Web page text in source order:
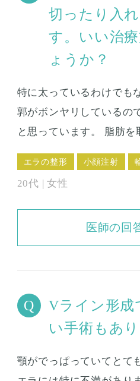
切ったり入
す。いい治
ょうか？
特に太っているわけでも
郭がボンヤリしているの
と思っています。 脂肪
きりわかるようになると
をしても腫れるらしいの
もしダウンタイムが短く
たら教えてください。
エラの整形 小顔注射
20代 | 女性
医師の回
Vライン形成
い手術もあ
顎がでっぱっていてとて